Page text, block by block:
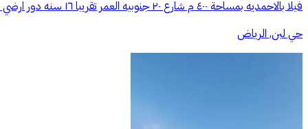
فيلا بالاحمديه بمساحة ٤٠٠ م شارع ٢٠ جنوبيه العمر تقريبا ١٦ سنه دور ارضي مع مسروق وشقتين ٣ عدادات كهرباء وبالاماكان اضافة شقة ثالثه بسهوله يوجد ملحق خارجي وغرفة سائق يوجد مكيفات
حي لبن, الرياض